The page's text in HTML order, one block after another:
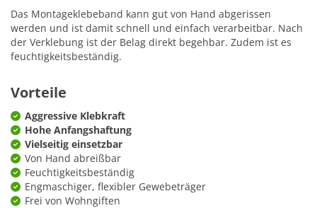
Das Montageklebeband kann gut von Hand abgerissen
werden und ist damit schnell und einfach verarbeitbar. Nach
der Verklebung ist der Belag direkt begehbar. Zudem ist es
feuchtigkeitsbeständig.
Vorteile
Aggressive Klebkraft
Hohe Anfangshaftung
Vielseitig einsetzbar
Von Hand abreißbar
Feuchtigkeitsbeständig
Engmaschiger, flexibler Gewebeträger
Frei von Wohngiften